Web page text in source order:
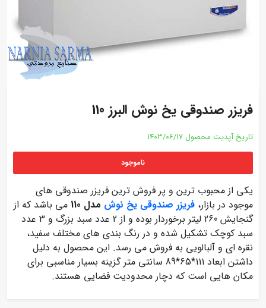
فریزر صندوقی یخ نوش البرز 110
تاریخ آپدیت محصول 1403/06/17
ناموجود
یکی از محبوب ترین و پر فروش ترین فریزر صندوقی های
موجود در بازار، فریزر صندوقی یخ نوش مدل 110
می باشد که از
گنجایش 260 لیتر برخوردار بوده و از 2 عدد سبد بزرگ و 3 عدد
سبد کوچک تشکیل شده و در رنگ بندی های مختلف سفید،
نقره ای و آلبالویی به فروش می رسد. این محصول به دلیل
داشتن ابعاد 111*65*89 سانتی متر گزینه بسیار مناسبی برای
مکان هایی است که دچار محدودیت فضایی هستند.